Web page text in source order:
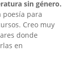
sin género.
poesía para
Creo muy
donde
en